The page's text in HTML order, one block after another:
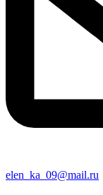
elen_ka_09@mail.ru